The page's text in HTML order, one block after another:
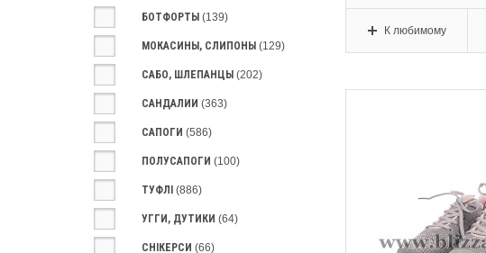
БОТФОРТЫ(139)
МОКАСИНЫ, СЛИПОНЫ(129)
САБО, ШЛЕПАНЦЫ(202)
САНДАЛИИ(363)
САПОГИ(586)
ПОЛУСАПОГИ(100)
ТУФЛІ(886)
УГГИ, ДУТИКИ(64)
СНIКЕРСИ(66)
К любимому